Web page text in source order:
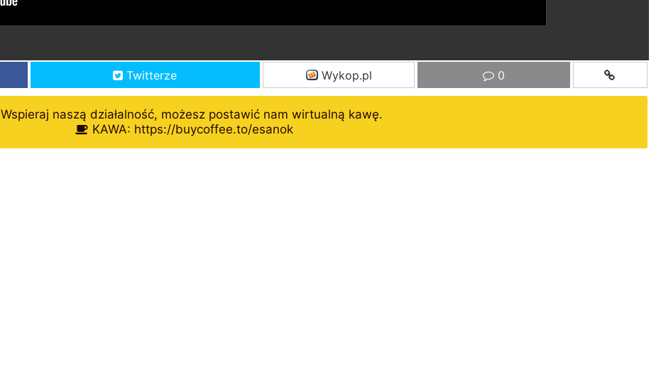
Twitterze Wykop.pl 0
Wspieraj naszą działalność, możesz postawić nam wirtualną kawę.
KAWA: https://buycoffee.to/esanok